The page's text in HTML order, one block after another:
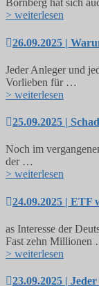
Bornberg hat sich
> weiterlesen
26.09.2025 |
Jeder Anleger und
Vorlieben für …
> weiterlesen
25.09.2025 |
Noch im
der …
> weiterlesen
24.09.2025 |
as Interesse der
Fast zehn Millionen
> weiterlesen
23.09.2025 |